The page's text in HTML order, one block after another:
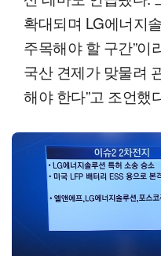
확대되며 LG에너지
주목해야 할 구간”이
국산 견제가 맞물려
해야 한다”고 조언했